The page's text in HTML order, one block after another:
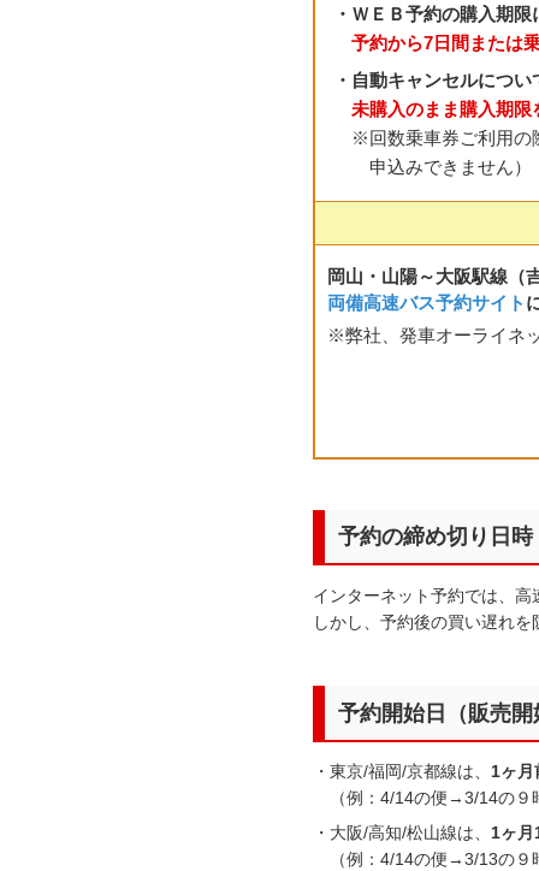
・ＷＥＢ予約の購入期限
予約から7日間または
・自動キャンセルについ
未購入のまま購入期
※回数乗車券ご利用の
申込みできません）
岡山・山陽～大阪駅線（
両備高速バス予約サイト
※弊社、発車オーライネ
予約の締め切り日時
インターネット予約では、
しかし、予約後の買い遅れを
予約開始日（販売
・東京/福岡/京都線は、 1ヶ月
（例：4/14の便→3/14の９
・大阪/高知/松山線は、 1ヶ月
（例：4/14の便→3/13の９